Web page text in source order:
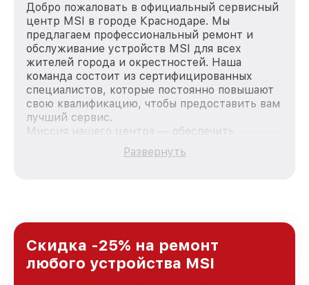
Добро пожаловать в официальный сервисный
центр MSI в городе Краснодаре. Мы
предлагаем профессиональный ремонт и
обслуживание устройств MSI для всех
жителей города и окрестностей. Наша
команда состоит из сертифицированных
специалистов, которые постоянно повышают
свою квалификацию, чтобы предоставить вам
лучший сервис.
Миссия нашего центра — обеспечить
качественный и доступный ремонт для
каждого пользователя продукции MSI, вне
Краснодаре, постоянно повышая уровень
доверия и лояльности наших клиентов.
Развернуть
Скидка -25% на ремонт
любого устройства MSI